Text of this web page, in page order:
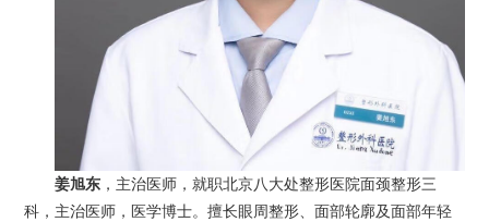
姜旭东 ，主治医师，就职北京八大处整形医院面颈整形三
科，主治医师，医学博士。擅长眼周整形、面部轮廓及面部年轻